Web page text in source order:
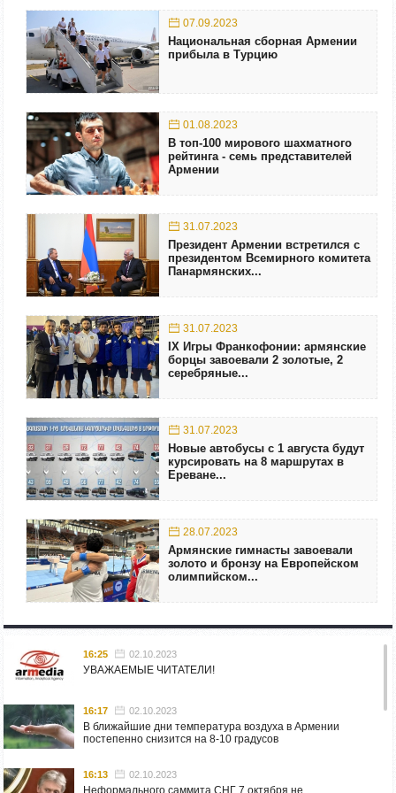
07.09.2023
Национальная сборная Армении
прибыла в Турцию
01.08.2023
В топ-100 мирового шахматного
рейтинга - семь представителей
Армении
31.07.2023
Президент Армении встретился с
президентом Всемирного комитета
Панармянских...
31.07.2023
IX Игры Франкофонии: армянские
борцы завоевали 2 золотые, 2
серебряные...
31.07.2023
Новые автобусы с 1 августа будут
курсировать на 8 маршрутах в
Ереване...
28.07.2023
Армянские гимнасты завоевали
золото и бронзу на Европейском
олимпийском...
16:25 02.10.2023
УВАЖАЕМЫЕ ЧИТАТЕЛИ!
16:17 02.10.2023
В ближайшие дни температура воздуха в Армении
постепенно снизится на 8-10 градусов
16:13 02.10.2023
Неформального саммита СНГ 7 октября не